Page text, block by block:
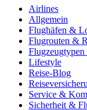
Airlines
Allgemein
Flughäfen &
Flugrouten &
Lifestyle
Reise-Blog
Service &
Sicherheit &